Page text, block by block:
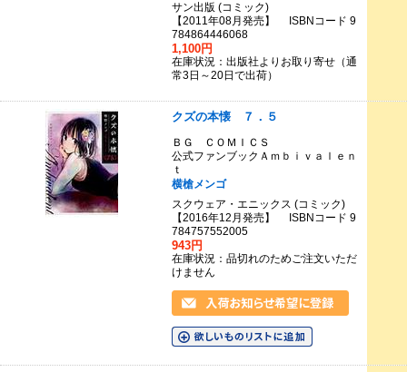
サン出版 (コミック)
【2011年08月発売】 ISBNコード 9
784864446068
1,100円
在庫状況：出版社よりお取り寄せ（通
常3日～20日で出荷）
クズの本懐 ７．５
ＢＧ ＣＯＭＩＣＳ
公式ファンブックＡｍｂｉｖａｌｅｎ
ｔ
横槍メンゴ
スクウェア・エニックス (コミック)
【2016年12月発売】 ISBNコード 9
784757552005
943円
在庫状況：品切れのためご注文いただ
けません